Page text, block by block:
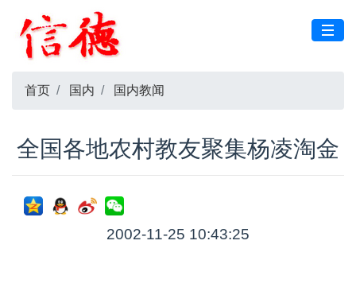
首页 国内 国内教闻
全国各地农村教友聚集杨凌淘金
2002-11-25 10:43:25